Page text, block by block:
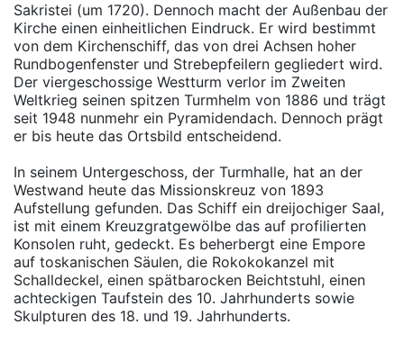
Sakristei (um 1720). Dennoch macht der Außenbau der
Kirche einen einheitlichen Eindruck. Er wird bestimmt
von dem Kirchenschiff, das von drei Achsen hoher
Rundbogenfenster und Strebepfeilern gegliedert wird.
Der viergeschossige Westturm verlor im Zweiten
Weltkrieg seinen spitzen Turmhelm von 1886 und trägt
seit 1948 nunmehr ein Pyramidendach. Dennoch prägt
er bis heute das Ortsbild entscheidend.
In seinem Untergeschoss, der Turmhalle, hat an der
Westwand heute das Missionskreuz von 1893
Aufstellung gefunden. Das Schiff ein dreijochiger Saal,
ist mit einem Kreuzgratgewölbe das auf profilierten
Konsolen ruht, gedeckt. Es beherbergt eine Empore
auf toskanischen Säulen, die Rokokokanzel mit
Schalldeckel, einen spätbarocken Beichtstuhl, einen
achteckigen Taufstein des 10. Jahrhunderts sowie
Skulpturen des 18. und 19. Jahrhunderts.